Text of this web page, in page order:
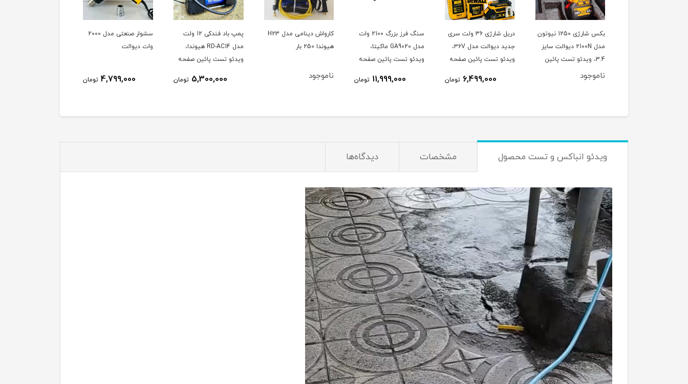
بکس شارژی 1250 نیوتون
مدل 2100N دیوالت سایز
3.4، ویدئو تست پائین
صفحه
ناموجود
دریل شارژی 36 ولت سری
جدید دیوالت مدل ۳۶V،
ویدئو تست پائین صفحه
6,499,000 تومان
سنگ فرز بزرگ 2100 وات
مدل GA9020 ماکیتا،
ویدئو تست پائین صفحه
11,999,000 تومان
کارواش دینامی مدل H23
هیوندا 250 بار
ناموجود
پمپ باد فندکی 12 ولت
مدل RD-AC14 هیوندا،
ویدئو تست پائین صفحه
5,300,000 تومان
سشوار صنعتی مدل 2000
وات دیوالت
4,799,000 تومان
ویدئو انباکس و تست محصول مشخصات دیدگاه‌ها